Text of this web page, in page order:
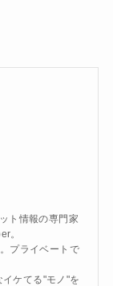
ト情報の専門家
。
プライベートで
ケてる"モノ"を